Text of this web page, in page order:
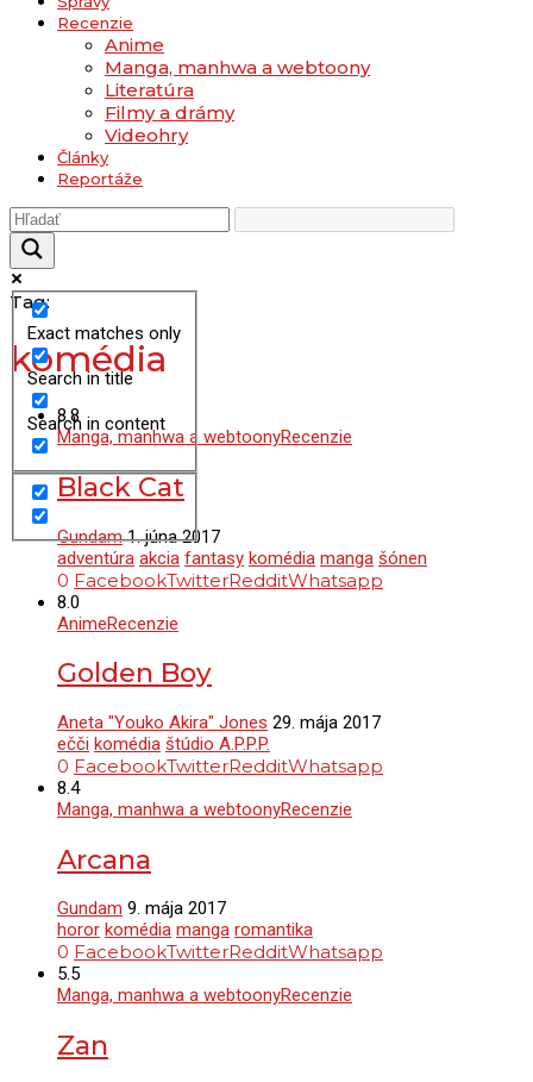
Recenzie
Anime
Manga, manhwa a webtoony
Literatúra
Filmy a drámy
Videohry
Články
Reportáže
Exact matches only
Search in title
Search in content
Tag:
komédia
8.8
Manga, manhwa a webtoonyRecenzie
Black Cat
Gundam 1. júna 2017
adventúra akcia fantasy komédia manga šónen
0 FacebookTwitterRedditWhatsapp
8.0
AnimeRecenzie
Golden Boy
Aneta "Youko Akira" Jones 29. mája 2017
ečči komédia štúdio A.P.P.P.
0 FacebookTwitterRedditWhatsapp
8.4
Manga, manhwa a webtoonyRecenzie
Arcana
Gundam 9. mája 2017
horor komédia manga romantika
0 FacebookTwitterRedditWhatsapp
5.5
Manga, manhwa a webtoonyRecenzie
Zan